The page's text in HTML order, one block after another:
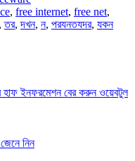
, free internet, free net,
তর,দখন, ন, পরযনতযদর, যকন
হাফ ইনফরমেশন বের করুন ওয়েবটুল
নিন